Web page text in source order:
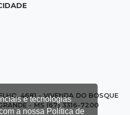
e tecnologias
a nossa Política de
a Última Sessão de Freud
4681 - VIVENDA DO BOSQUE
- MS (67) 3316-7200